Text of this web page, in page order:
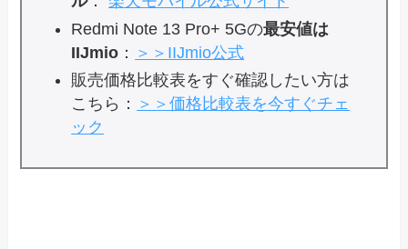
Redmi Note 13 Pro+ 5Gの最安値は
IIJmio ： ＞＞IIJmio公式
販売価格比較表をすぐ確認したい方は
こちら： ＞＞価格比較表を今すぐチェ
ック